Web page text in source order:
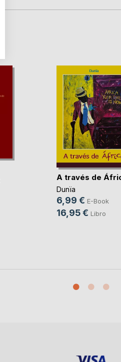
A través de
Dunïa
6,99 € E-Book
16,95 € Libro